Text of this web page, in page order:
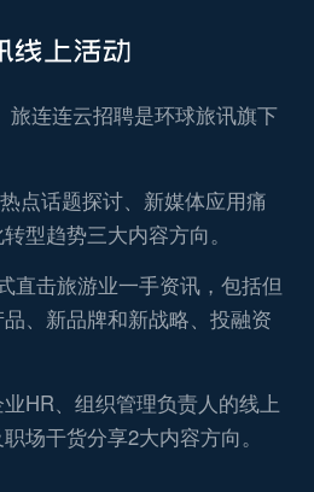
旅连连云招聘是环球旅讯旗下
点话题探讨、新媒体应用痛
型趋势三大内容方向。
直击旅游业一手资讯，包括但
、新品牌和新战略、投融资
HR、组织管理负责人的线上
场干货分享2大内容方向。